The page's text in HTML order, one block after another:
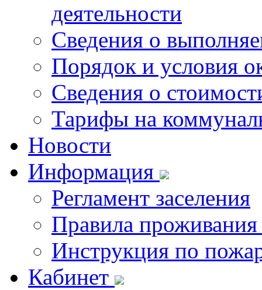
деятельности
Сведения о
Порядок и условия
Сведения о
Тарифы на
Новости
Информация
Регламент заселения
Правила
Инструкция по
Кабинет